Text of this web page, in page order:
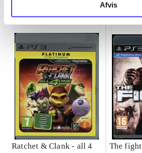
Afvis
Ratchet & Clank - all 4
The fight